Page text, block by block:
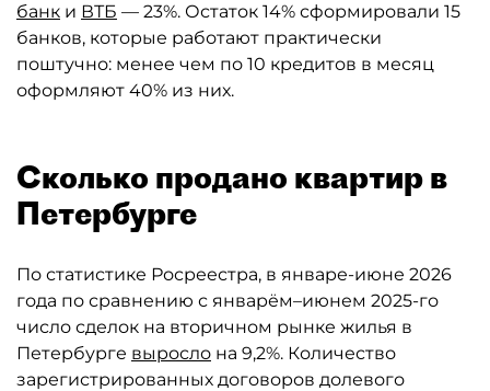
банк и ВТБ — 23%. Остаток 14% сформировали 15
банков, которые работают практически
поштучно: менее чем по 10 кредитов в месяц
оформляют 40% из них.
Сколько продано квартир в
Петербурге
По статистике Росреестра, в январе-июне 2026
года по сравнению с январём–июнем 2025-го
число сделок на вторичном рынке жилья в
Петербурге выросло на 9,2%. Количество
зарегистрированных договоров долевого